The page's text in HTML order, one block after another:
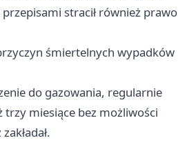
stracił również prawo
śmiertelnych wypadków
do gazowania, regularnie
trzy miesiące bez możliwości